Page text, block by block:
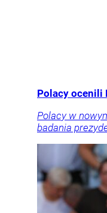
Polacy ocenili
Polacy w
badania